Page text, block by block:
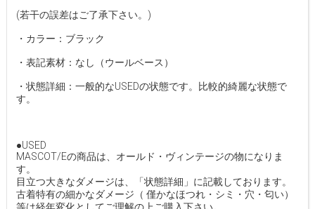
(若干の誤差はご了承下さい。)
・カラー：ブラック
・表記素材：なし（ウールベース）
・状態詳細：一般的なUSEDの状態です。比較的綺麗な状態で
す。
●USED
MASCOT/Eの商品は、オールド・ヴィンテージの物になりま
す。
目立つ大きなダメージは、「状態詳細」に記載しております。
古着特有の細かなダメージ（ 僅かなほつれ・シミ・穴・匂い）